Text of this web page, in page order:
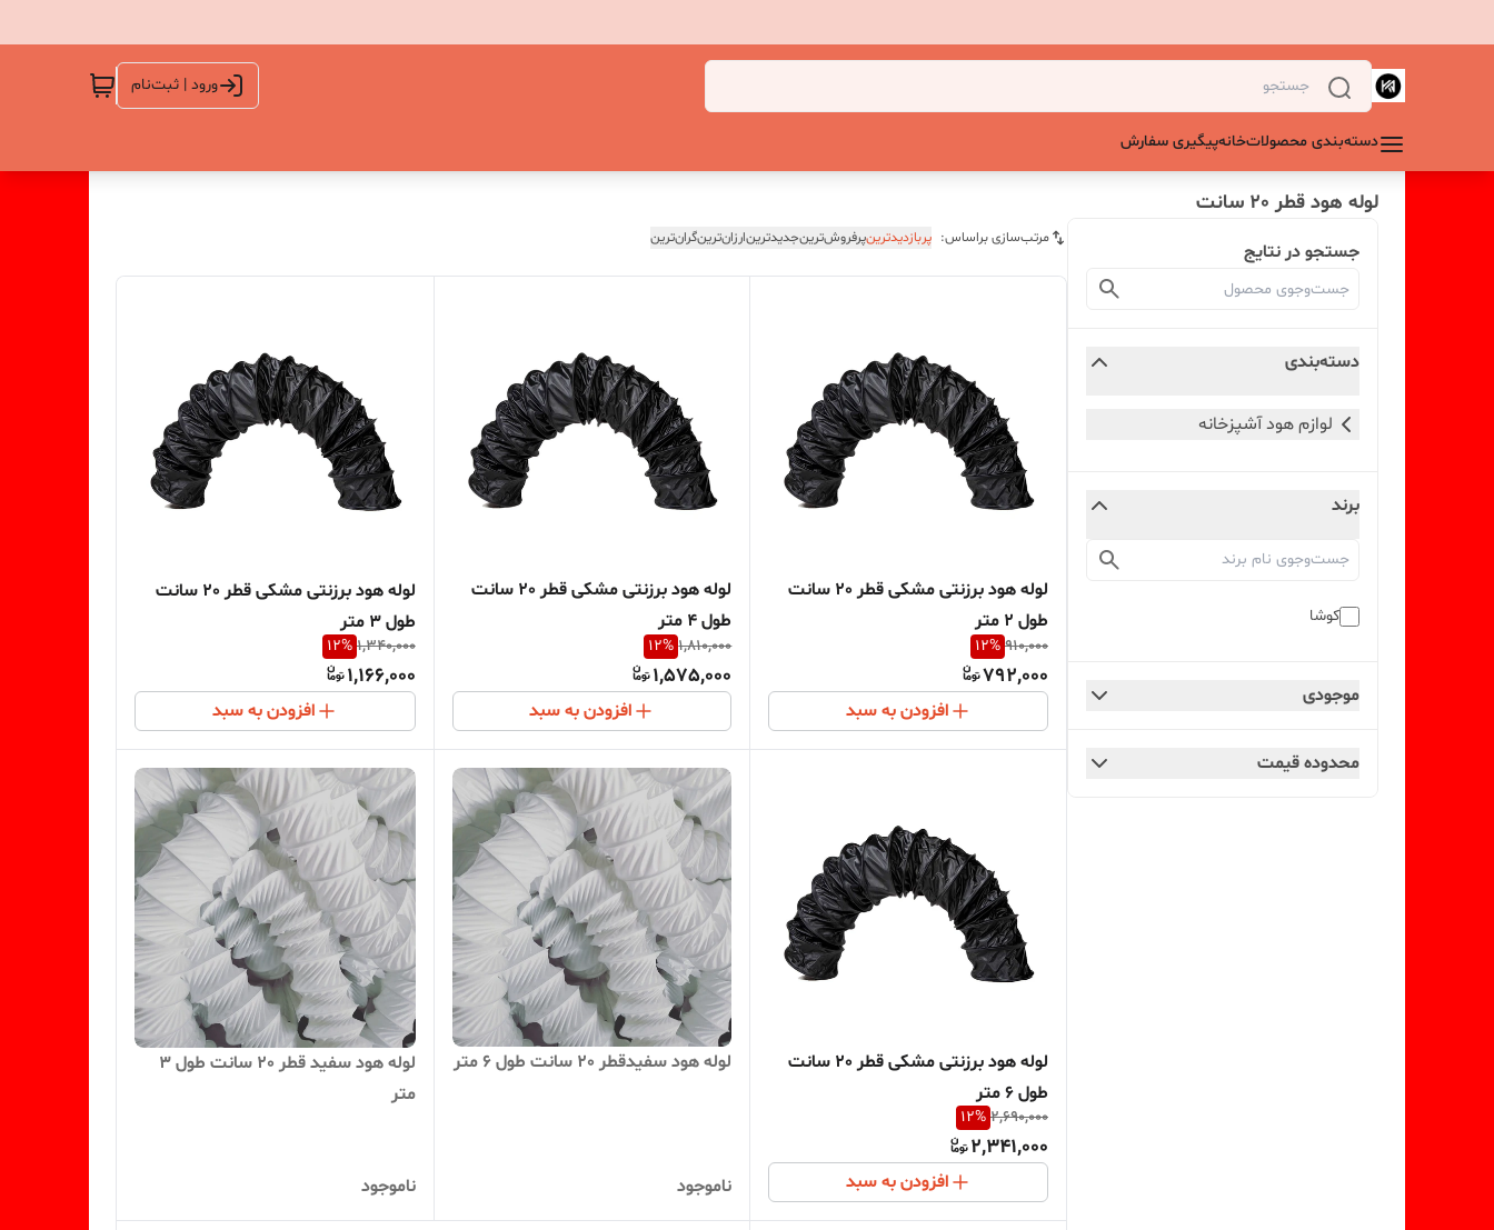
ورود | ثبت‌نام
دسته‌بندی محصولاتخانهپیگیری سفارش
لوله هود قطر 20 سانت
جستجو در نتایج
دسته‌بندی
لوازم هود آشپزخانه
برند
کوشا
موجودی
محدوده قیمت
مرتب‌سازی براساس: پربازدیدترینپرفروش‌ترینجدیدترینارزان‌ترینگران‌ترین
لوله هود برزنتی مشکی قطر 20 سانت
طول 2 متر
910,000
12%
792,000
افزودن به سبد
لوله هود برزنتی مشکی قطر 20 سانت
طول 4 متر
1,810,000
12%
1,575,000
افزودن به سبد
لوله هود برزنتی مشکی قطر 20 سانت
طول 3 متر
1,340,000
12%
1,166,000
افزودن به سبد
لوله هود برزنتی مشکی قطر 20 سانت
طول 6 متر
2,690,000
12%
2,341,000
افزودن به سبد
لوله هود سفیدقطر 20 سانت طول 6 متر
ناموجود
لوله هود سفید قطر 20 سانت طول 3
متر
ناموجود